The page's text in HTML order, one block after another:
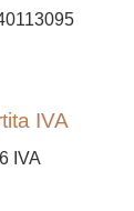
IVA
IVA